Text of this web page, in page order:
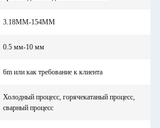
3.18MM-154MM
0.5 мм-10 мм
6m или как требование к клиента
Холодный процесс, горячекатаный процесс,
сварный процесс